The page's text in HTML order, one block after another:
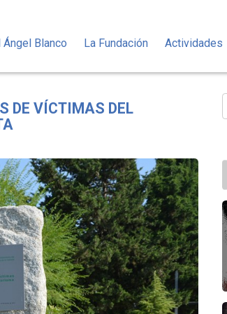
Blanco La Fundación Actividades
DE VÍCTIMAS DEL